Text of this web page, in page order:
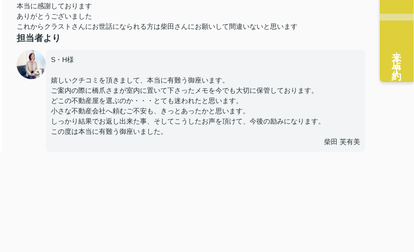
本当に感謝しております
ありがとうございました
これからクラストさんにお世話になられる方は柴田さんにお願いして間違いないと思います
担当者より
S・H様
嬉しいクチコミを頂きまして、本当に有難う御座います。
ご案内の際に橋爪さまが室内に置いて下さったメモを今でも大切に保管しております。
どこの不動産屋を選ぶのか・・・とても迷われたと思います。
小さな不動産会社へ頼むご不安も、きっとあったかと思います。
しっかり結果でお返し出来た事、そしてこうしたお声を頂けて、今後の励みになります。
この度は本当に有難う御座いました。
柴田 芙有美
来店予約